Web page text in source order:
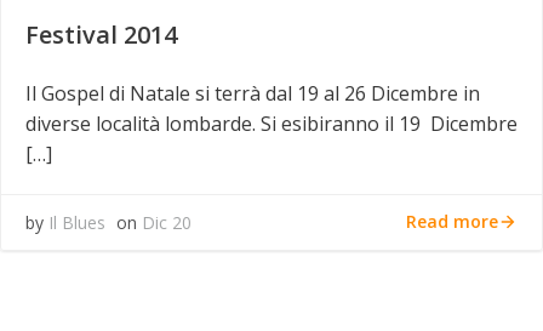
Festival 2014
Il Gospel di Natale si terrà dal 19 al 26 Dicembre in
diverse località lombarde. Si esibiranno il 19 Dicembre
[…]
by Il Blues on Dic 20 Read more